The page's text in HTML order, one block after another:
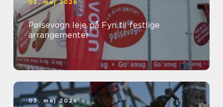
03. maj 2026
Pølsevogn leje på Fyn til festlige
arrangementer
03. maj 2026